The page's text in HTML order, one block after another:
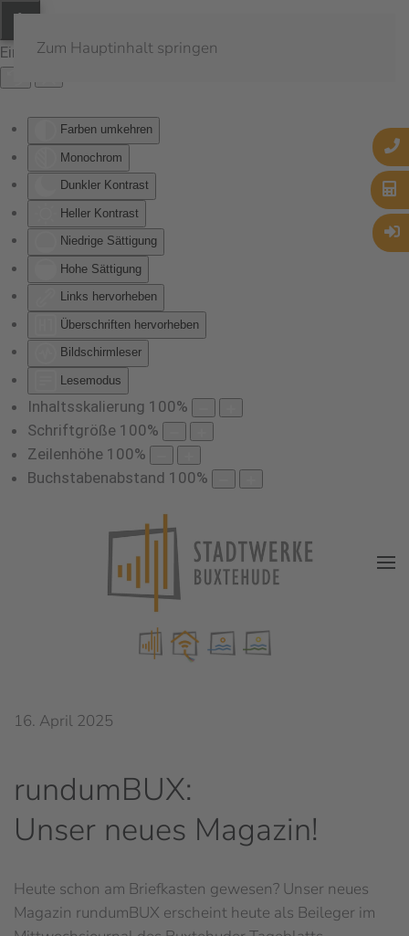
Eingabehilfen öffnen
Farben umkehren
Monochrom
Dunkler Kontrast
Heller Kontrast
Niedrige Sättigung
Hohe Sättigung
Links hervorheben
Überschriften hervorheben
Bildschirmleser
Lesemodus
Inhaltsskalierung 100%
Schriftgröße 100%
Zeilenhöhe 100%
Buchstabenabstand 100%
Zum Hauptinhalt springen
16. April 2025
rundumBUX:
Unser neues Magazin!
Heute schon am Briefkasten gewesen? Unser neues
Magazin rundumBUX erscheint heute als Beileger im